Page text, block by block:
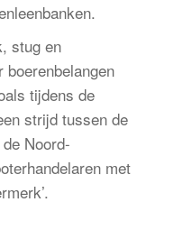
stug en
boerenbelangen
tijdens de
strijd tussen de
Noord-
met